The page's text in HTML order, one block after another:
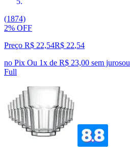
(1874)
2% OFF
Preço R$ 22,54R$ 22,54
no Pix Ou 1x de R$ 23,00 sem jurosou
Full